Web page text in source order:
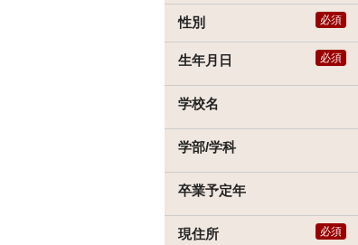
必須
性別
必須
生年月日
学校名
学部/学科
卒業予定年
必須
現住所